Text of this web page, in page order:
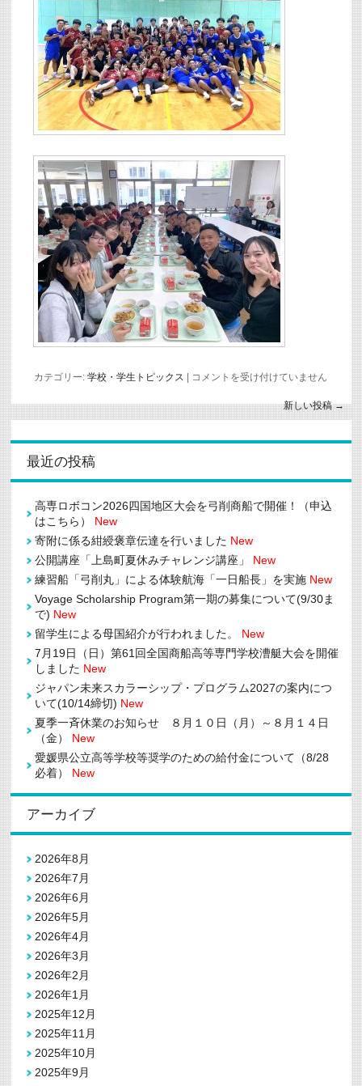
カテゴリー: 学校・学生トピックス
フ
ピ
の
際
会
を
施
し
ま
た
は
コメントを受け付けていません
新しい投稿→
最近の投稿
高専ロボコン2026四国地区大会を弓削商船で開催！（申込
はこちら） New
寄附に係る紺綬褒章伝達を行いました New
公開講座「上島町夏休みチャレンジ講座」
New
練習船「弓削丸」による体験航海「一日船長」を実施 New
Voyage Scholarship Program第一期の募集について(9/30ま
で) New
留学生による母国紹介が行われました。 New
7月19日（日）第61回全国商船高等専門学校漕艇大会を開催
しました New
ジャパン未来スカラーシップ・プログラム2027の案内につ
いて(10/14締切) New
夏季一斉休業のお知らせ ８月１０日（月）～８月１４日
（金） New
愛媛県公立高等学校等奨学のための給付金について（8/28
必着） New
アーカイブ
2026年8月
2026年7月
2026年6月
2026年5月
2026年4月
2026年3月
2026年2月
2026年1月
2025年12月
2025年11月
2025年10月
2025年9月